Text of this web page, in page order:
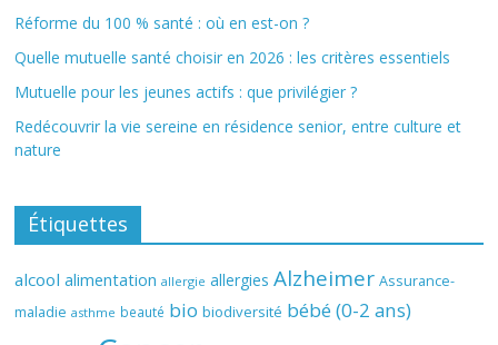
Réforme du 100 % santé : où en est-on ?
Quelle mutuelle santé choisir en 2026 : les critères essentiels
Mutuelle pour les jeunes actifs : que privilégier ?
Redécouvrir la vie sereine en résidence senior, entre culture et
nature
Étiquettes
alcool alimentation allergie allergies Alzheimer Assurance-
maladie asthme beauté bio biodiversité bébé (0-2 ans)